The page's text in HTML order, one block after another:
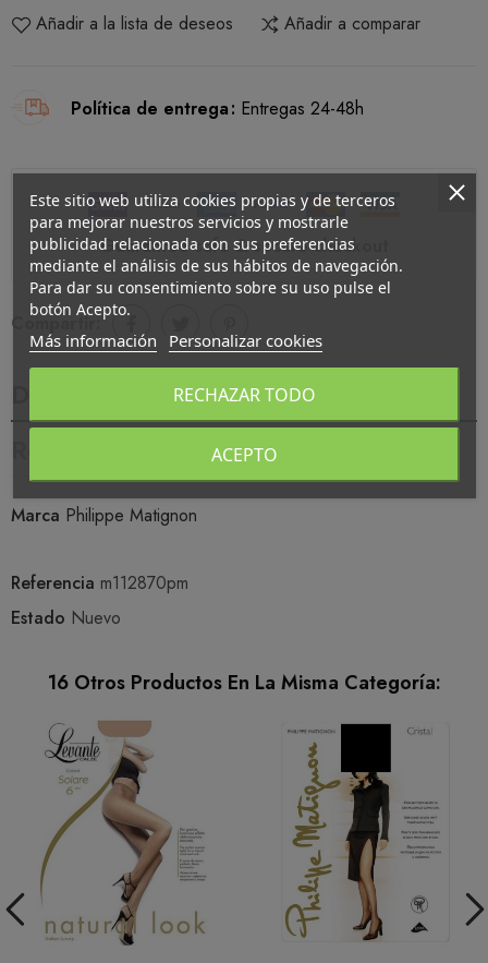
Añadir a la lista de deseos Añadir a comparar
Política de entrega Entregas 24-48h
Guarantee safe & secure checkout
Compartir:
Detalles del producto
Marca Philippe Matignon
Referencia m112870pm
Estado Nuevo
16 Otros Productos En La Misma Categoría:
Este sitio web utiliza cookies propias y de terceros
para mejorar nuestros servicios y mostrarle
publicidad relacionada con sus preferencias
mediante el análisis de sus hábitos de navegación.
Para dar su consentimiento sobre su uso pulse el
botón Acepto.
Más información Personalizar cookies
RECHAZAR TODO
ACEPTO